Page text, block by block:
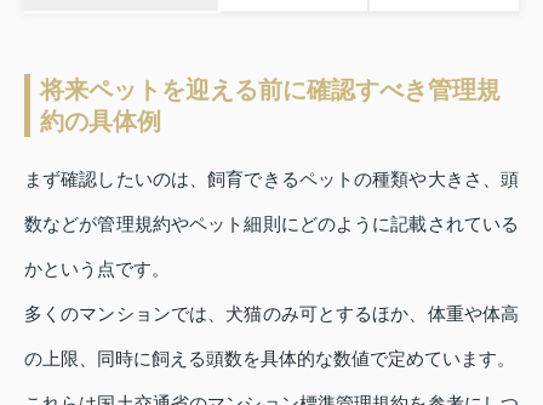
将来ペットを迎える前に確認すべき管理規
約の具体例
まず確認したいのは、飼育できるペットの種類や大きさ、頭
数などが管理規約やペット細則にどのように記載されている
かという点です。
多くのマンションでは、犬猫のみ可とするほか、体重や体高
の上限、同時に飼える頭数を具体的な数値で定めています。